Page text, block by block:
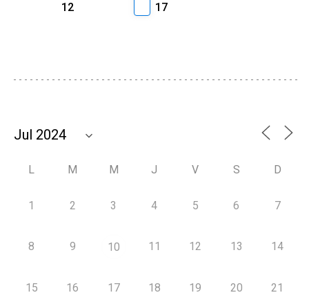
12
17
L M M J V S D
1 2 3 4 5 6 7
8 9 10 11 12 13 14
15 16 17 18 19 20 21